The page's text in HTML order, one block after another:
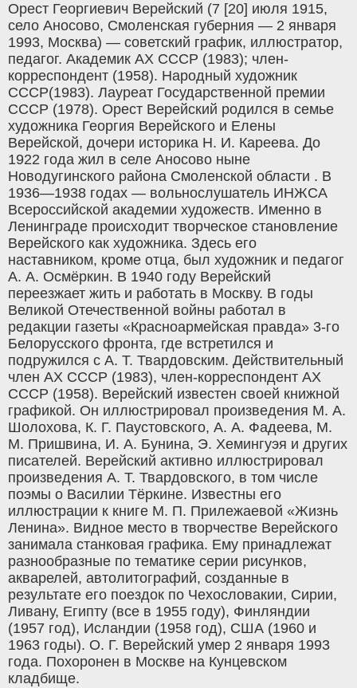
Орест Георгиевич Верейский (7 [20] июля 1915,
село Аносово, Смоленская губерния — 2 января
1993, Москва) — советский график, иллюстратор,
педагог. Академик АХ СССР (1983); член-
корреспондент (1958). Народный художник
СССР(1983). Лауреат Государственной премии
СССР (1978). Орест Верейский родился в семье
художника Георгия Верейского и Елены
Верейской, дочери историка Н. И. Кареева. До
1922 года жил в селе Аносово ныне
Новодугинского района Смоленской области . В
1936—1938 годах — вольнослушатель ИНЖСА
Всероссийской академии художеств. Именно в
Ленинграде происходит творческое становление
Верейского как художника. Здесь его
наставником, кроме отца, был художник и педагог
А. А. Осмёркин. В 1940 году Верейский
переезжает жить и работать в Москву. В годы
Великой Отечественной войны работал в
редакции газеты «Красноармейская правда» 3-го
Белорусского фронта, где встретился и
подружился с А. Т. Твардовским. Действительный
член АХ СССР (1983), член-корреспондент АХ
СССР (1958). Верейский известен своей книжной
графикой. Он иллюстрировал произведения М. А.
Шолохова, К. Г. Паустовского, А. А. Фадеева, М.
М. Пришвина, И. А. Бунина, Э. Хемингуэя и других
писателей. Верейский активно иллюстрировал
произведения А. Т. Твардовского, в том числе
поэмы о Василии Тёркине. Известны его
иллюстрации к книге М. П. Прилежаевой «Жизнь
Ленина». Видное место в творчестве Верейского
занимала станковая графика. Ему принадлежат
разнообразные по тематике серии рисунков,
акварелей, автолитографий, созданные в
результате его поездок по Чехословакии, Сирии,
Ливану, Египту (все в 1955 году), Финляндии
(1957 год), Исландии (1958 год), США (1960 и
1963 годы). О. Г. Верейский умер 2 января 1993
года. Похоронен в Москве на Кунцевском
кладбище.